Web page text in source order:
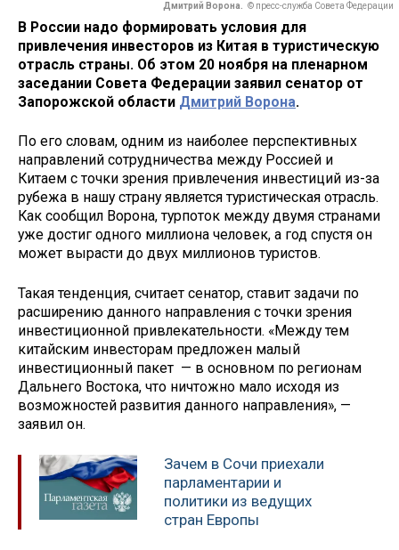
Дмитрий Ворона. © пресс-служба Совета Федерации
В России надо формировать условия для
привлечения инвесторов из Китая в туристическую
отрасль страны. Об этом 20 ноября на пленарном
заседании Совета Федерации заявил сенатор от
Запорожской области Дмитрий Ворона.
По его словам, одним из наиболее перспективных
направлений сотрудничества между Россией и
Китаем с точки зрения привлечения инвестиций из-за
рубежа в нашу страну является туристическая отрасль.
Как сообщил Ворона, турпоток между двумя странами
уже достиг одного миллиона человек, а год спустя он
может вырасти до двух миллионов туристов.
Такая тенденция, считает сенатор, ставит задачи по
расширению данного направления с точки зрения
инвестиционной привлекательности. «Между тем
китайским инвесторам предложен малый
инвестиционный пакет — в основном по регионам
Дальнего Востока, что ничтожно мало исходя из
возможностей развития данного направления», —
заявил он.
Зачем в Сочи приехали
парламентарии и
политики из ведущих
стран Европы